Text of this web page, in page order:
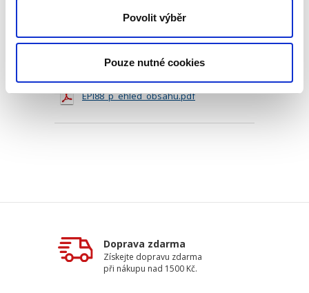
Povolit výběr
Pouze nutné cookies
Typ publikace:Monografie
Počet stran:176
Ke stažení
EPI88_p_ehled_obsahu.pdf
Doprava zdarma
Získejte dopravu zdarma
při nákupu nad 1500 Kč.